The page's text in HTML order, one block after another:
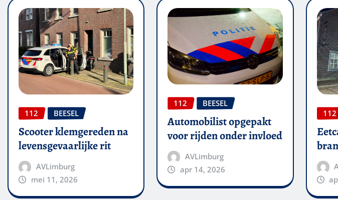
112 BEESEL
Scooter klemgereden na
levensgevaarlijke rit
AVLimburg
mei 11, 2026
112 BEESEL
Automobilist opgepakt
voor rijden onder invloed
AVLimburg
apr 14, 2026
112